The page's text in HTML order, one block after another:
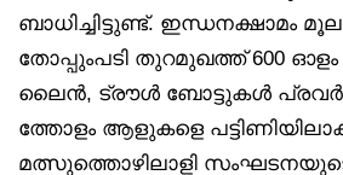
ബാധിച്ചിട്ടുണ്ട്. ഇന്ധനക്ഷാമം
തോപ്പുംപടി തുറമുഖത്ത് 600
ലൈൻ, ട്രൗൾ ബോട്ടുകൾ
ത്തോളം ആളുകളെ
മത്സുത്തൊഴിലാളി സംഘടനയുടെ